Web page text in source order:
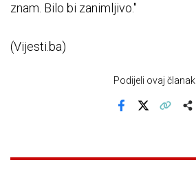
znam. Bilo bi zanimljivo."
(Vijesti.ba)
Podijeli ovaj članak